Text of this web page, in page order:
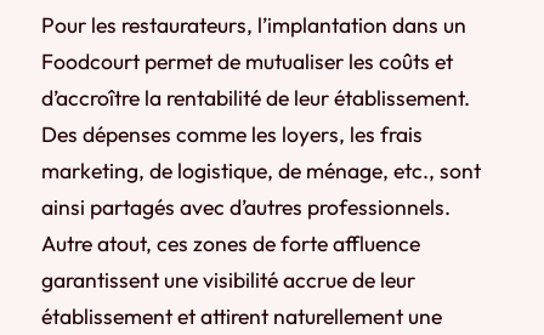
Pour les restaurateurs, l’implantation dans un
Foodcourt permet de mutualiser les coûts et
d’accroître la rentabilité de leur établissement.
Des dépenses comme les loyers, les frais
marketing, de logistique, de ménage, etc., sont
ainsi partagés avec d’autres professionnels.
Autre atout, ces zones de forte affluence
garantissent une visibilité accrue de leur
établissement et attirent naturellement une